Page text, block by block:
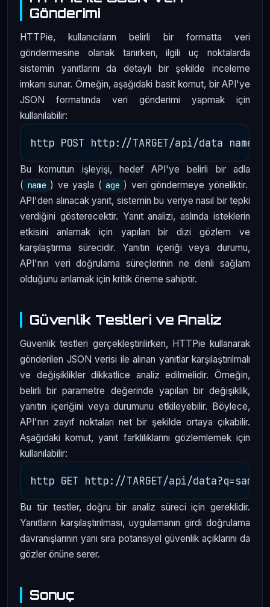
Gönderimi
HTTPie, kullanıcıların belirli bir formatta veri
göndermesine olanak tanırken, ilgili uç noktalarda
sistemin yanıtlarını da detaylı bir şekilde inceleme
imkanı sunar. Örneğin, aşağıdaki basit komut, bir API'ye
JSON formatında veri gönderimi yapmak için
kullanılabilir:
Bu komutun işleyişi, hedef API'ye belirli bir adla
( name ) ve yaşla ( age ) veri göndermeye yöneliktir.
API'den alınacak yanıt, sistemin bu veriye nasıl bir tepki
verdiğini gösterecektir. Yanıt analizi, aslında isteklerin
etkisini anlamak için yapılan bir dizi gözlem ve
karşılaştırma sürecidir. Yanıtın içeriği veya durumu,
API'nın veri doğrulama süreçlerinin ne denli sağlam
olduğunu anlamak için kritik öneme sahiptir.
Güvenlik Testleri ve Analiz
Güvenlik testleri gerçekleştirilirken, HTTPie kullanarak
gönderilen JSON verisi ile alınan yanıtlar karşılaştırılmalı
ve değişiklikler dikkatlice analiz edilmelidir. Örneğin,
belirli bir parametre değerinde yapılan bir değişiklik,
yanıtın içeriğini veya durumunu etkileyebilir. Böylece,
API'nın zayıf noktaları net bir şekilde ortaya çıkabilir.
Aşağıdaki komut, yanıt farklılıklarını gözlemlemek için
kullanılabilir:
Bu tür testler, doğru bir analiz süreci için gereklidir.
Yanıtların karşılaştırılması, uygulamanın girdi doğrulama
davranışlarının yanı sıra potansiyel güvenlik açıklarını da
gözler önüne serer.
Sonuç